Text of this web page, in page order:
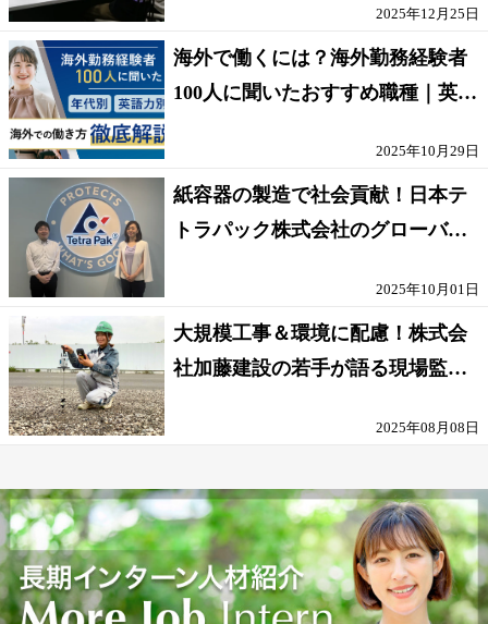
2025年12月25日
海外で働くには？海外勤務経験者
100人に聞いたおすすめ職種｜英語
2025年10月29日
紙容器の製造で社会貢献！日本テ
トラパック株式会社のグローバル
2025年10月01日
大規模工事＆環境に配慮！株式会
社加藤建設の若手が語る現場監督
2025年08月08日